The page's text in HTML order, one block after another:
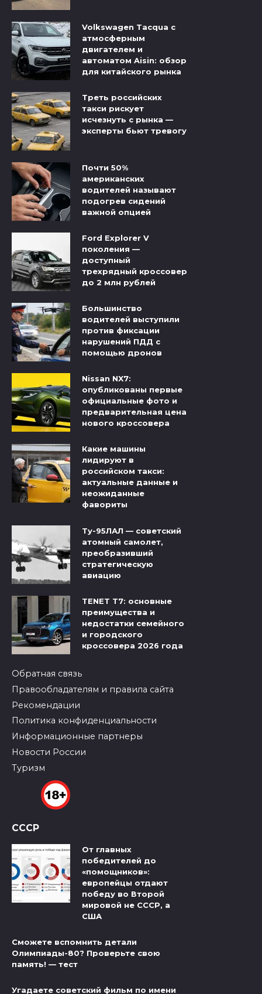
Volkswagen Tacqua с
атмосферным
двигателем и
автоматом Aisin: обзор
для китайского рынка
Треть российских
такси рискует
исчезнуть с рынка —
эксперты бьют тревогу
Почти 50%
американских
водителей называют
подогрев сидений
важной опцией
Ford Explorer V
поколения —
доступный
трехрядный кроссовер
до 2 млн рублей
Большинство
водителей выступили
против фиксации
нарушений ПДД с
помощью дронов
Nissan NX7:
опубликованы первые
официальные фото и
предварительная цена
нового кроссовера
Какие машины
лидируют в
российском такси:
актуальные данные и
неожиданные
фавориты
Ту-95ЛАЛ — советский
атомный самолет,
преобразивший
стратегическую
авиацию
TENET T7: основные
преимущества и
недостатки семейного
и городского
кроссовера 2026 года
Обратная связь
Правообладателям и правила сайта
Рекомендации
Политика конфиденциальности
Информационные партнеры
Новости России
Туризм
СССР
От главных
победителей до
«помощников»:
европейцы отдают
победу во Второй
мировой не СССР, а
США
Сможете вспомнить детали
Олимпиады-80? Проверьте свою
память! — тест
Угадаете советский фильм по имени